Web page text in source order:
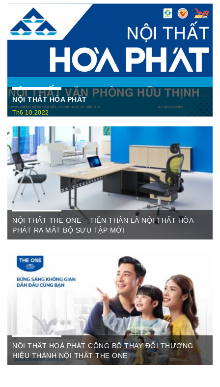
NỘI THẤT HÒA PHÁT
Th6 10,2022
Nội Thất Hòa Phátt Cần Thơ Là nơi trưng bày và cung cấp
các sản phẩm như: Bàn văn phòng, ghế xoay văn phòng, tủ hồ
sơ, két sắt,…Của cty CP Nội Thất Hòa Phát( Nội thất The
One) có địa ...
NỘI THẤT THE ONE – TIỀN THÂN LÀ NỘI THẤT HÒA
PHÁT RA MẮT BỘ SƯU TẬP MỚI
The One Cần Thơ Thông báo về việc thay đổi thương hiệu Nội
Thất Hòa Phát Ngày ...
NỘI THẤT HOÀ PHÁT CÔNG BỐ THAY ĐỔI THƯƠNG
HIỆU THÀNH NỘI THẤT THE ONE